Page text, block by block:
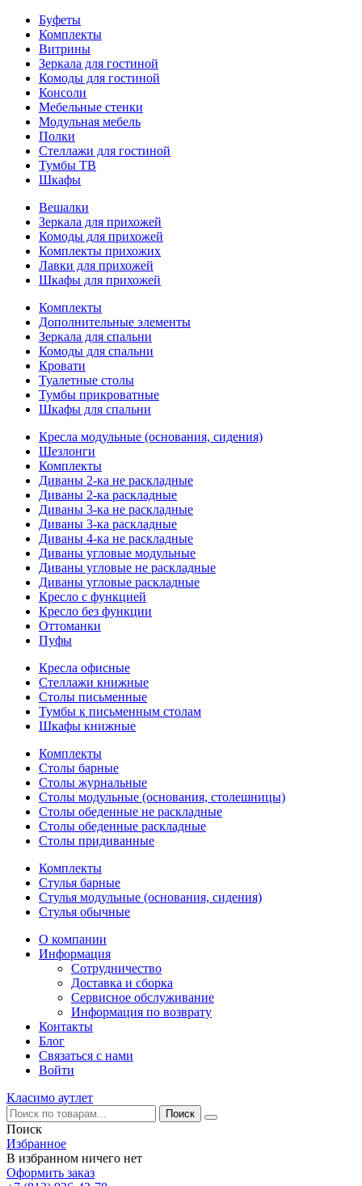
Буфеты
Комплекты
Витрины
Зеркала для гостиной
Комоды для гостиной
Консоли
Мебельные стенки
Модульная мебель
Полки
Стеллажи для гостиной
Тумбы ТВ
Шкафы
Вешалки
Зеркала для прихожей
Комоды для прихожей
Комплекты прихожих
Лавки для прихожей
Шкафы для прихожей
Комплекты
Дополнительные элементы
Зеркала для спальни
Комоды для спальни
Кровати
Туалетные столы
Тумбы прикроватные
Шкафы для спальни
Кресла модульные (основания, сидения)
Шезлонги
Комплекты
Диваны 2-ка не раскладные
Диваны 2-ка раскладные
Диваны 3-ка не раскладные
Диваны 3-ка раскладные
Диваны 4-ка не раскладные
Диваны угловые модульные
Диваны угловые не раскладные
Диваны угловые раскладные
Кресло с функцией
Кресло без функции
Оттоманки
Пуфы
Кресла офисные
Стеллажи книжные
Столы письменные
Тумбы к письменным столам
Шкафы книжные
Комплекты
Столы барные
Столы журнальные
Столы модульные (основания, столешницы)
Столы обеденные не раскладные
Столы обеденные раскладные
Столы придиванные
Комплекты
Стулья барные
Стулья модульные (основания, сидения)
Стулья обычные
О компании
Информация
Сотрудничество
Доставка и сборка
Сервисное обслуживание
Информация по возврату
Контакты
Блог
Связаться с нами
Войти
Класимо аутлет
Поиск
Избранное
В избранном ничего нет
Оформить заказ